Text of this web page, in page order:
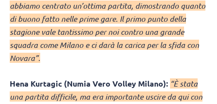
abbiamo centrato un’ottima partita, dimostrando quanto
di buono fatto nelle prime gare. Il primo punto della
stagione vale tantissimo per noi contro una grande
squadra come Milano e ci darà la carica per la sfida con
Novara”.
Hena Kurtagic (Numia Vero Volley Milano): “È stata
una partita difficile, ma era importante uscire da qui con